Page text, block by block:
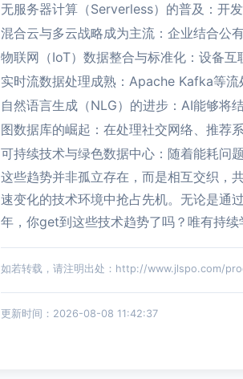
无服务器计算（Serverless）的普及：开
混合云与多云战略成为主流：企业结合公
物联网（IoT）数据整合与标准化：设备
实时流数据处理成熟：Apache Kafka等流
自然语言生成（NLG）的进步：AI能够将
图数据库的崛起：在处理社交网络、推荐
可持续技术与绿色数据中心：随着能耗问
这些趋势并非孤立存在，而是相互交织，
速变化的技术环境中抢占先机。无论是通
年，你get到这些技术趋势了吗？唯有持续
如若转载，请注明出处：http://www.jlspo.com/
更新时间：2026-08-08 11:42:37